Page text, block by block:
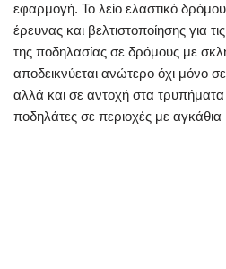
εφαρμογή. Το λείο ελαστικό
έρευνας και βελτιστοποίησης για
της ποδηλασίας σε δρόμους με
αποδεικνύεται ανώτερο όχι μόνο
αλλά και σε αντοχή στα τρυπήματα
ποδηλάτες σε περιοχές με αγκάθια